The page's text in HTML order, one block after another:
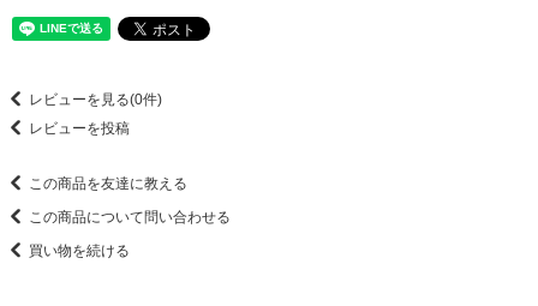
レビューを見る(0件)
レビューを投稿
この商品を友達に教える
この商品について問い合わせる
買い物を続ける